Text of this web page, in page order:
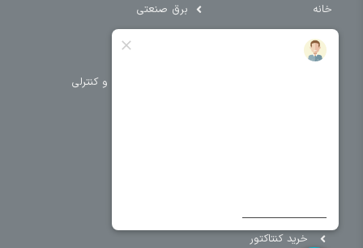
خانه
درباره ما
برق صنعتی
اتوماسیون
تجهیزات حفاظتی و کنترلی
خرید کلید اتومات
خرید کنتاکتور